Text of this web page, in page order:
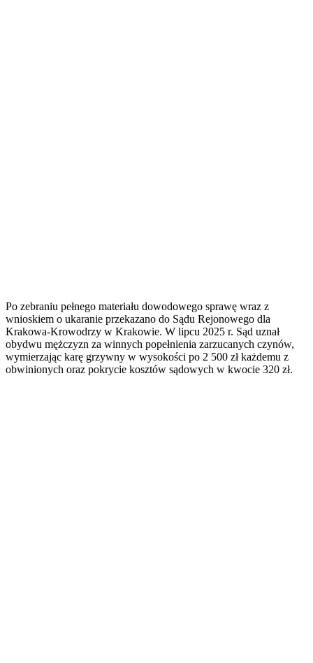
Po zebraniu pełnego materiału dowodowego sprawę wraz z
wnioskiem o ukaranie przekazano do Sądu Rejonowego dla
Krakowa-Krowodrzy w Krakowie. W lipcu 2025 r. Sąd uznał
obydwu mężczyzn za winnych popełnienia zarzucanych czynów,
wymierzając karę grzywny w wysokości po 2 500 zł każdemu z
obwinionych oraz pokrycie kosztów sądowych w kwocie 320 zł.